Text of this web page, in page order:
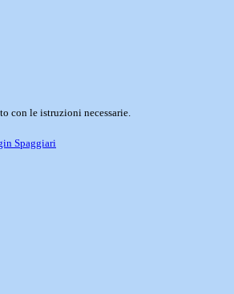
con le istruzioni necessarie.
Spaggiari